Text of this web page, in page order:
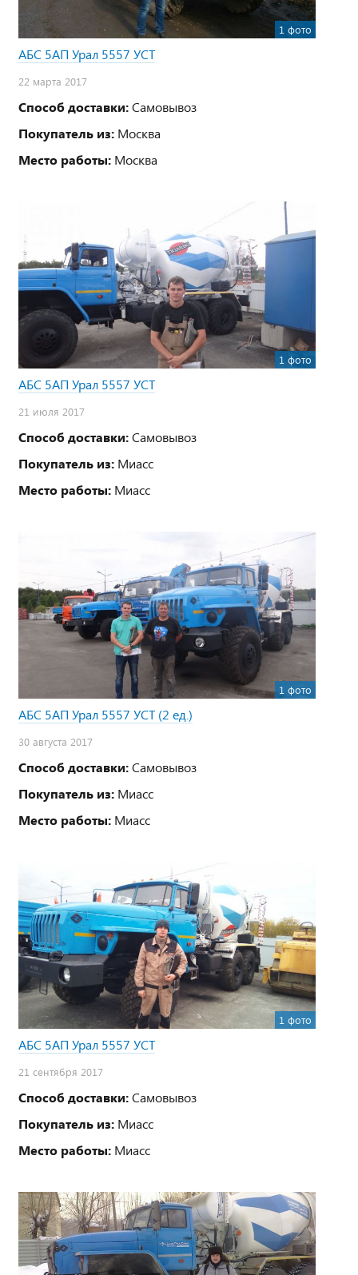
1 фото
АБС 5АП Урал 5557 УСТ
22 марта 2017
Способ доставки:Самовывоз
Покупатель из: Москва
Место работы: Москва
1 фото
АБС 5АП Урал 5557 УСТ
21 июля 2017
Способ доставки:Самовывоз
Покупатель из: Миасс
Место работы: Миасс
1 фото
АБС 5АП Урал 5557 УСТ (2 ед.)
30 августа 2017
Способ доставки:Самовывоз
Покупатель из: Миасс
Место работы: Миасс
1 фото
АБС 5АП Урал 5557 УСТ
21 сентября 2017
Способ доставки:Самовывоз
Покупатель из: Миасс
Место работы: Миасс